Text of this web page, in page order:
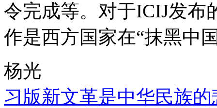
令完成等。对于ICIJ发布
作是西方国家在“抹黑中
杨光
习版新文革是中华民族的